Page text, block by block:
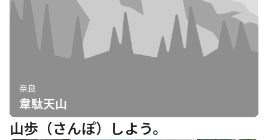
奈良
韋駄天山
山歩（さんぽ）しよう。